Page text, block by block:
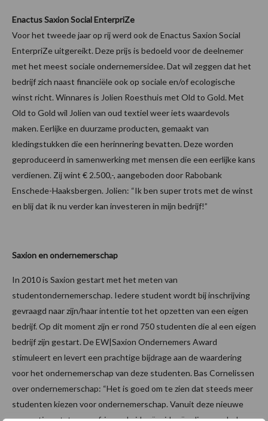
Enactus Saxion Social EnterpriZe
Voor het tweede jaar op rij werd ook de Enactus Saxion Social
EnterpriZe uitgereikt. Deze prijs is bedoeld voor de deelnemer
met het meest sociale ondernemersidee. Dat wil zeggen dat het
bedrijf zich naast financiële ook op sociale en/of ecologische
winst richt. Winnares is Jolien Roesthuis met Old to Gold. Met
Old to Gold wil Jolien van oud textiel weer iets waardevols
maken. Eerlijke en duurzame producten, gemaakt van
kledingstukken die een herinnering bevatten. Deze worden
geproduceerd in samenwerking met mensen die een eerlijke kans
verdienen. Zij wint € 2.500,-, aangeboden door Rabobank
Enschede-Haaksbergen. Jolien: “Ik ben super trots met de winst
en blij dat ik nu verder kan investeren in mijn bedrijf!”
Saxion en ondernemerschap
In 2010 is Saxion gestart met het meten van
studentondernemerschap. Iedere student wordt bij inschrijving
gevraagd naar zijn/haar intentie tot het opzetten van een eigen
bedrijf. Op dit moment zijn er rond 750 studenten die al een eigen
bedrijf zijn gestart. De EW|Saxion Ondernemers Award
stimuleert en levert een prachtige bijdrage aan de waardering
voor het ondernemerschap van deze studenten. Bas Cornelissen
over ondernemerschap: “Het is goed om te zien dat steeds meer
studenten kiezen voor ondernemerschap. Vanuit deze nieuwe